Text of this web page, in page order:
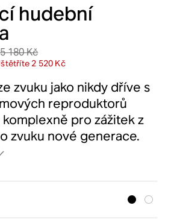
hudební
180 Kč
2 520 Kč
zvuku jako nikdy dříve s
reproduktorů
pro zážitek z
zvuku nové generace.